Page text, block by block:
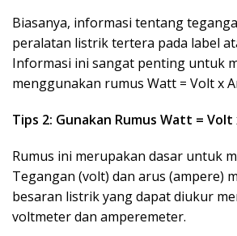
Biasanya, informasi tentang
peralatan listrik tertera pada label
Informasi ini sangat penting untuk
menggunakan rumus Watt = Volt x
Tips 2: Gunakan Rumus Watt =
Rumus ini merupakan dasar untuk
Tegangan (volt) dan arus (ampere)
besaran listrik yang dapat diukur
voltmeter dan amperemeter.